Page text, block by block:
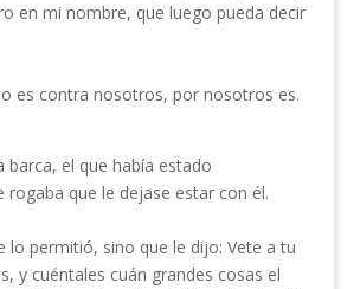
en mi nombre, que luego pueda decir
es contra nosotros, por nosotros es.
barca, el que había estado
rogaba que le dejase estar con él.
lo permitió, sino que le dijo: Vete a tu
y cuéntales cuán grandes cosas el